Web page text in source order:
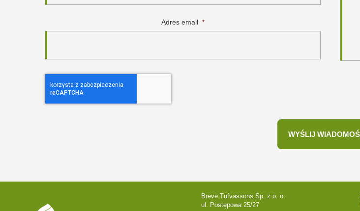
Adres email *
Breve Tufvassons Sp. z o. o.
ul. Postępowa 25/27